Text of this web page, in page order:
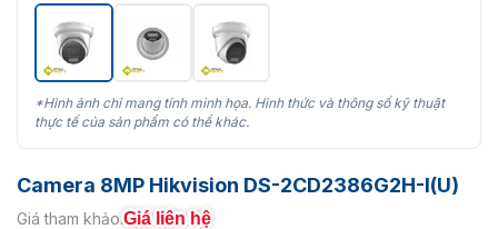
*Hình ảnh chỉ mang tính minh họa. Hình thức và thông số kỹ thuật
thực tế của sản phẩm có thể khác.
Camera 8MP Hikvision DS-2CD2386G2H-I(U)
Giá tham khảo:Giá liên hệ